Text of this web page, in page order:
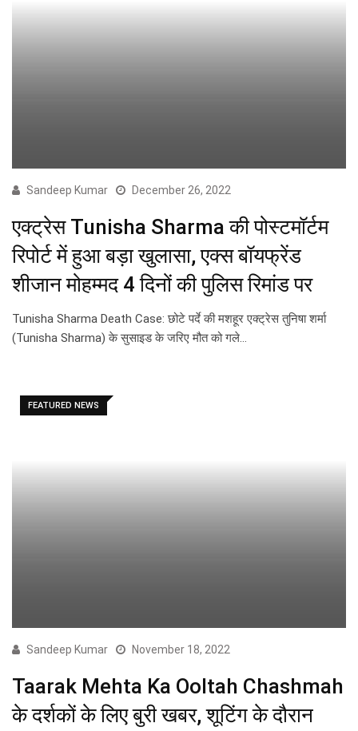
Sandeep Kumar December 26, 2022
एक्ट्रेस Tunisha Sharma की पोस्टमॉर्टम
रिपोर्ट में हुआ बड़ा खुलासा, एक्स बॉयफ्रेंड
शीजान मोहम्मद 4 दिनों की पुलिस रिमांड पर
Tunisha Sharma Death Case: छोटे पर्दे की मशहूर एक्ट्रेस तुनिषा शर्मा
(Tunisha Sharma) के सुसाइड के जरिए मौत को गले…
FEATURED NEWS
Sandeep Kumar November 18, 2022
Taarak Mehta Ka Ooltah Chashmah
के दर्शकों के लिए बुरी खबर, शूटिंग के दौरान